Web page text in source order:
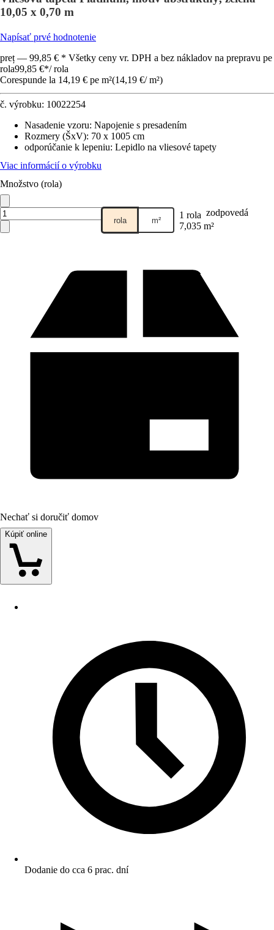
10,05 x 0,70 m
Napísať prvé hodnotenie
preț — 99,85 € * Všetky ceny vr. DPH a bez nákladov na prepravu pe
rola99,85 €*/ rola
Corespunde la 14,19 € pe m²(14,19 €/ m²)
č. výrobku: 10022254
Nasadenie vzoru: Napojenie s presadením
Rozmery (ŠxV): 70 x 1005 cm
odporúčanie k lepeniu: Lepidlo na vliesové tapety
Viac informácií o výrobku
Množstvo (rola)
rola m² 1 rola zodpovedá
7,035 m²
Nechať si doručiť domov
Kúpiť online
Dodanie do cca 6 prac. dní